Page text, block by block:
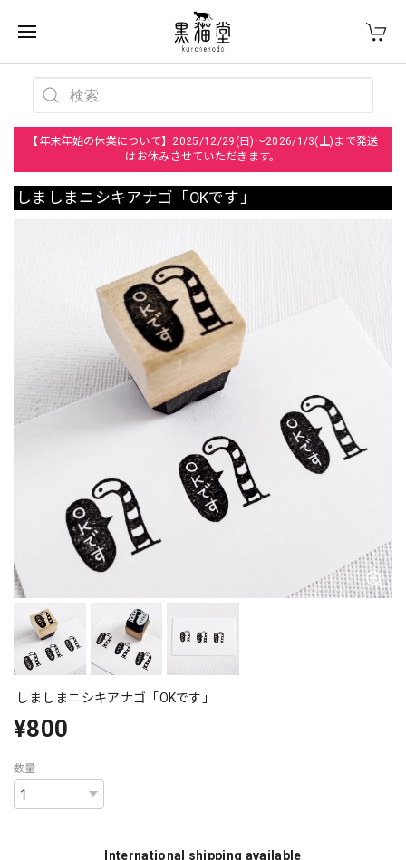
【年末年始の休業について】2025/12/29(日)～2026/1/3(土)まで発送
はお休みさせていただきます。
しましまニシキアナゴ「OKです」
しましまニシキアナゴ「OKです」
¥800
数量
International shipping available